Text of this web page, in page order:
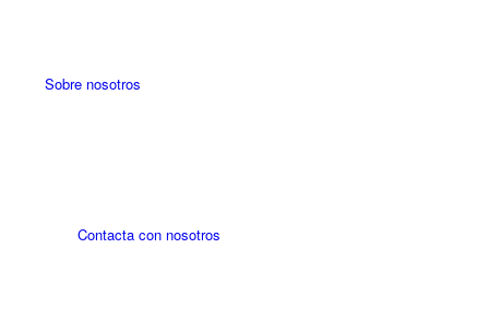
Sobre nosotros
Contacta con nosotros